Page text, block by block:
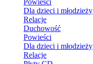
Powieści
Dla dzieci i młodzieży
Relacje
Duchowość
Powieści
Dla dzieci i młodzieży
Relacje